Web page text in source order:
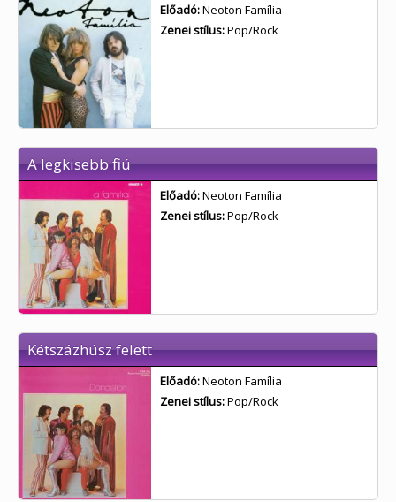
Előadó:Neoton Família
Zenei stílus:Pop/Rock
A legkisebb fiú
Előadó:Neoton Família
Zenei stílus:Pop/Rock
Kétszázhúsz felett
Előadó:Neoton Família
Zenei stílus:Pop/Rock